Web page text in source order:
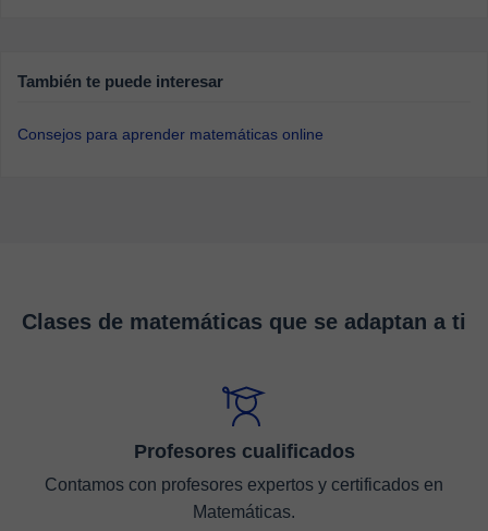
También te puede interesar
Consejos para aprender matemáticas online
Clases de matemáticas que se adaptan a ti
Profesores cualificados
Contamos con profesores expertos y certificados en
Matemáticas.